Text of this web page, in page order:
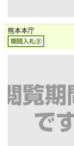
熊本本庁